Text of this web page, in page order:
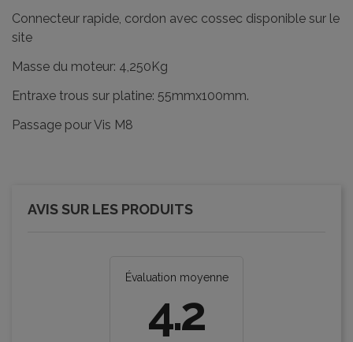
Connecteur rapide, cordon avec cossec disponible sur le
site
Masse du moteur: 4,250Kg
Entraxe trous sur platine: 55mmx100mm.
Passage pour Vis M8
AVIS SUR LES PRODUITS
Évaluation moyenne
4.2